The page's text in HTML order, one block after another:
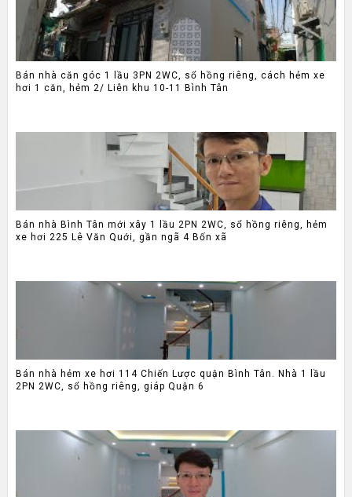
Bán nhà căn góc 1 lầu 3PN 2WC, sổ hồng riêng, cách hẻm xe
hơi 1 căn, hẻm 2/ Liên khu 10-11 Bình Tân
Bán nhà Bình Tân mới xây 1 lầu 2PN 2WC, sổ hồng riêng, hẻm
xe hơi 225 Lê Văn Quới, gần ngã 4 Bốn xã
Bán nhà hẻm xe hơi 114 Chiến Lược quận Bình Tân. Nhà 1 lầu
2PN 2WC, sổ hồng riêng, giáp Quận 6